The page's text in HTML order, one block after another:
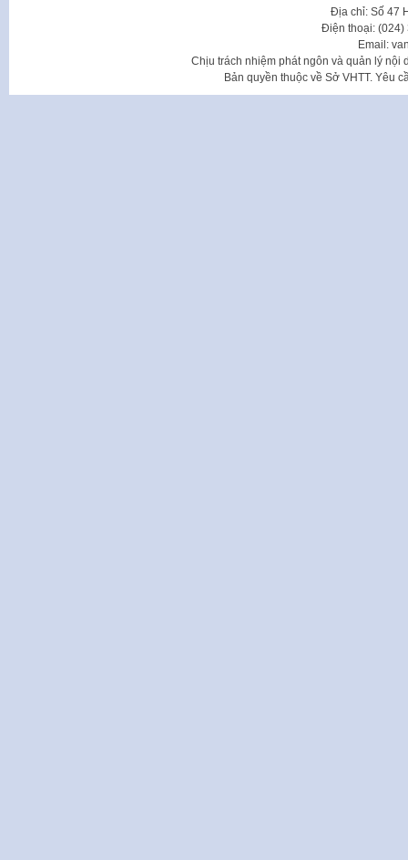
Địa chỉ: Số 47
Điện thoại: (024)
Email:
Chịu trách nhiệm phát ngôn và quản lý nội
Bản quyền thuộc về Sở VHTT. Yêu